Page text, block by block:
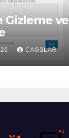
Gizleme ve
CAGSLAR